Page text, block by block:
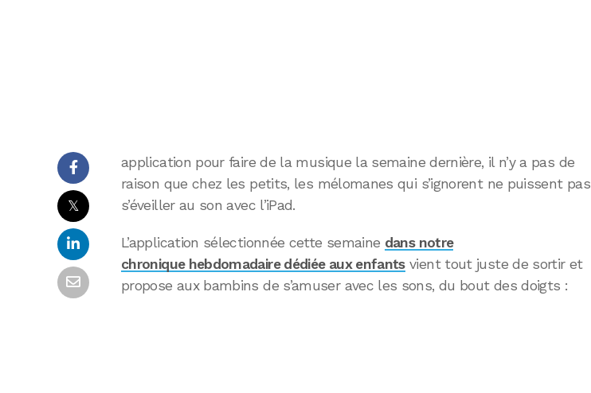
𝕏
application pour faire de la musique la semaine dernière, il n’y a pas de
raison que chez les petits, les mélomanes qui s’ignorent ne puissent pas
s’éveiller au son avec l’iPad.
L’application sélectionnée cette semaine dans notre
chronique hebdomadaire dédiée aux enfantsvient tout juste de sortir et
propose aux bambins de s’amuser avec les sons, du bout des doigts :